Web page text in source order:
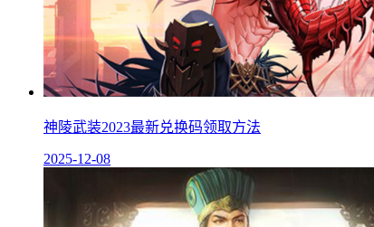
神陵武装2023最新兑换码领取方法
2025-12-08